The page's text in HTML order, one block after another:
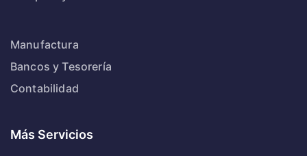
Manufactura
Bancos y Tesorería
Contabilidad
Más Servicios